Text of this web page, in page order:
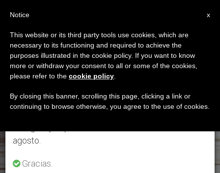
ETIQUETA
Posts Tagged
‘sagrada Escritura’
ÚLTIMAS NOTICIAS
×
Aviso importante
Del 27 de julio al 7 de agosto haremos la pausa
anual, aprovechando que en el periodo de verano
se generan menos informaciones y también el
agosto.
Gracias.
x
Notice
This website or its third party tools use cookies, which are
necessary to its functioning and required to achieve the
purposes illustrated in the cookie policy. If you want to know
more or withdraw your consent to all or some of the cookies,
please refer to the cookie policy
By closing this banner, scrolling this page, clicking a link or
continuing to browse otherwise, you agree to the use of cookies.